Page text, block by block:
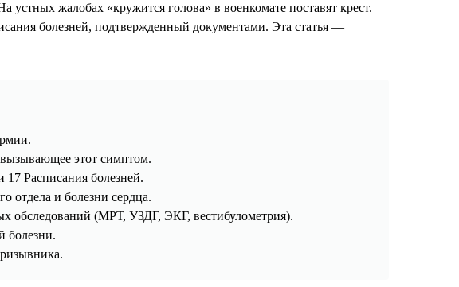
жалобах «кружится голова» в военкомате поставят крест.
болезней, подтвержденный документами. Эта статья —
этот симптом.
Расписания болезней.
отдела и болезни сердца.
обследований (МРТ, УЗДГ, ЭКГ, вестибулометрия).
болезни.